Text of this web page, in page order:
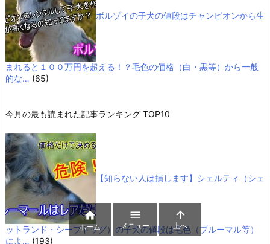
ボルゾイの子犬の値段はチャンピオンから生
まれると１００万円を超える！？毛色の価格（白・黒等）から一般
的な… (65)
今月の最も読まれた記事ランキング TOP10
【知らない人は損します】シェルティ（シェ
ットランド・シープドッグ）の子犬の値段は毛色（ブルーマル等）
によ… (193)

ホーム

メニュー

上へ